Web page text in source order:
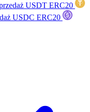
USDT ERC20
USDC ERC20